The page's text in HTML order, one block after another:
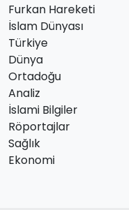
Furkan Hareketi
İslam Dünyası
Türkiye
Dünya
Ortadoğu
Analiz
İslami Bilgiler
Röportajlar
Sağlık
Ekonomi